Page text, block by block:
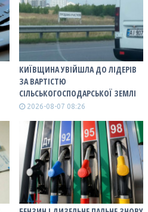
КИЇВЩИНА УВІЙШЛА ДО ЛІДЕРІВ
ЗА ВАРТІСТЮ
СІЛЬСЬКОГОСПОДАРСЬКОЇ ЗЕМЛІ
2026-08-07 08:26